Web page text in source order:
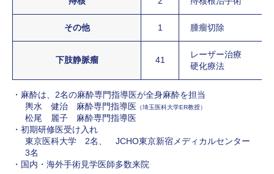
その他 1 腫瘤切除
下肢静脈瘤 41
レーザー治療
硬化療法
麻酔は、2名の麻酔専門指導医が全身麻酔を担当
輿水 健治 麻酔専門指導医 （埼玉医科大学ER教授）
松尾 麗子 麻酔専門指導医
初期研修医受け入れ
東京医科大学 2名、 JCHO東京新宿メディカルセンター
3名
国内・海外手術見学医師多数来院